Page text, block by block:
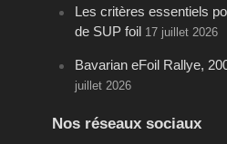
Les critères essentiels
de SUP foil 17 juillet 2026
Bavarian eFoil Rallye,
juillet 2026
Nos réseaux sociaux